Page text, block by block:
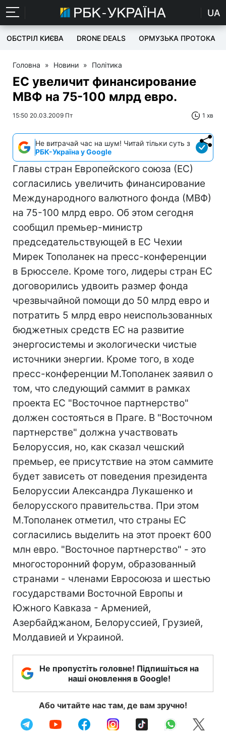
UA
ОБСТРІЛ КИЄВА DRONE DEALS ОРМУЗЬКА ПРОТОКА
Головна » Новини » Політика
ЕС увеличит финансирование
МВФ на 75-100 млрд евро.
15:50 20.03.2009 Пт 1 хв
Не витрачай час на шум! Читай тільки суть з
РБК-Україна у Google
Главы стран Европейского союза (ЕС)
согласились увеличить финансирование
Международного валютного фонда (МВФ)
на 75-100 млрд евро. Об этом сегодня
сообщил премьер-министр
председательствующей в ЕС Чехии
Мирек Тополанек на пресс-конференции
в Брюсселе. Кроме того, лидеры стран ЕС
договорились удвоить размер фонда
чрезвычайной помощи до 50 млрд евро и
потратить 5 млрд евро неиспользованных
бюджетных средств ЕС на развитие
энергосистемы и экологически чистые
источники энергии. Кроме того, в ходе
пресс-конференции М.Тополанек заявил о
том, что следующий саммит в рамках
проекта ЕС "Восточное партнерство"
должен состояться в Праге. В "Восточном
партнерстве" должна участвовать
Белоруссия, но, как сказал чешский
премьер, ее присутствие на этом саммите
будет зависеть от поведения президента
Белоруссии Александра Лукашенко и
белорусского правительства. При этом
М.Тополанек отметил, что страны ЕС
согласились выделить на этот проект 600
млн евро. "Восточное партнерство" - это
многосторонний форум, образованный
странами - членами Евросоюза и шестью
государствами Восточной Европы и
Южного Кавказа - Арменией,
Азербайджаном, Белоруссией, Грузией,
Молдавией и Украиной.
Не пропустіть головне! Підпишіться на
наші оновлення в Google!
Або читайте нас там, де вам зручно!